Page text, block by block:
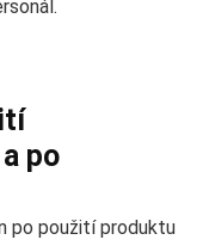
po
po použití produktu